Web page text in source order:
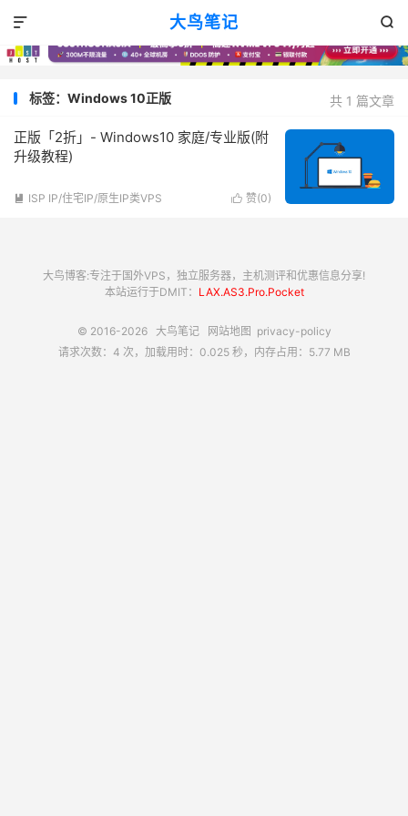
大鸟笔记 

共 1 篇文章
标签：Windows 10正版
正版「2折」- Windows10 家庭/专业版(附
升级教程)
 赞(0)
 ISP IP/住宅IP/原生IP类VPS
大鸟博客:专注于国外VPS，独立服务器，主机测评和优惠信息分享!
本站运行于DMIT： LAX.AS3.Pro.Pocket
© 2016-2026 大鸟笔记 网站地图 privacy-policy
请求次数：4 次，加载用时：0.025 秒，内存占用：5.77 MB